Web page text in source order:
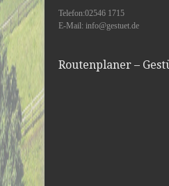
Telefon:02546 1715
E-Mail: info@gestuet.de
Routenplaner –